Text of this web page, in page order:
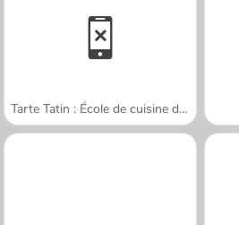
Tarte Tatin : École de cuisine de Sara